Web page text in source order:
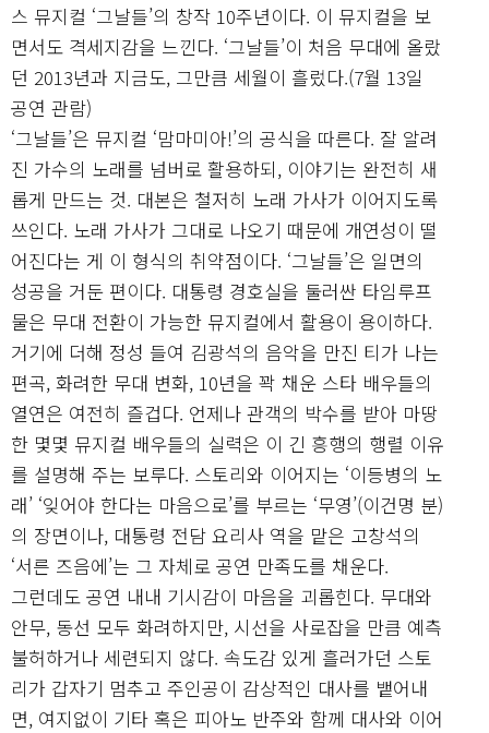
스 뮤지컬 ‘그날들’의 창작 10주년이다. 이 뮤지컬을 보
면서도 격세지감을 느낀다. ‘그날들’이 처음 무대에 올랐
던 2013년과 지금도, 그만큼 세월이 흘렀다.(7월 13일
공연 관람)
‘그날들’은 뮤지컬 ‘맘마미아!’의 공식을 따른다. 잘 알려
진 가수의 노래를 넘버로 활용하되, 이야기는 완전히 새
롭게 만드는 것. 대본은 철저히 노래 가사가 이어지도록
쓰인다. 노래 가사가 그대로 나오기 때문에 개연성이 떨
어진다는 게 이 형식의 취약점이다. ‘그날들’은 일면의
성공을 거둔 편이다. 대통령 경호실을 둘러싼 타임루프
물은 무대 전환이 가능한 뮤지컬에서 활용이 용이하다.
거기에 더해 정성 들여 김광석의 음악을 만진 티가 나는
편곡, 화려한 무대 변화, 10년을 꽉 채운 스타 배우들의
열연은 여전히 즐겁다. 언제나 관객의 박수를 받아 마땅
한 몇몇 뮤지컬 배우들의 실력은 이 긴 흥행의 행렬 이유
를 설명해 주는 보루다. 스토리와 이어지는 ‘이등병의 노
래’ ‘잊어야 한다는 마음으로’를 부르는 ‘무영’(이건명 분)
의 장면이나, 대통령 전담 요리사 역을 맡은 고창석의
‘서른 즈음에’는 그 자체로 공연 만족도를 채운다.
그런데도 공연 내내 기시감이 마음을 괴롭힌다. 무대와
안무, 동선 모두 화려하지만, 시선을 사로잡을 만큼 예측
불허하거나 세련되지 않다. 속도감 있게 흘러가던 스토
리가 갑자기 멈추고 주인공이 감상적인 대사를 뱉어내
면, 여지없이 기타 혹은 피아노 반주와 함께 대사와 이어